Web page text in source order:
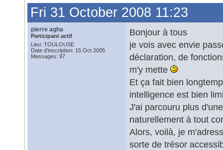
Fri 31 October 2008 11:23
pierre agha
Participant actif
Lieu: TOULOUSE
Date d'inscription: 15 Oct 2005
Messages: 97
Bonjour à tous
je vois avec envie
déclaration, de
m'y mette
Et ça fait bien
intelligence est bien
J'ai parcouru plus
naturellement à tout
Alors, voilà, je
sorte de trésor